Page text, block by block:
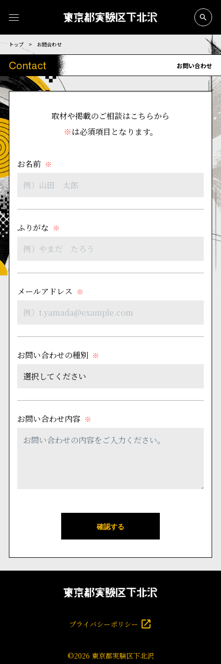
トップ > お問合わせ
Contact お問い合わせ
取材や掲載のご相談はこちらから
※は必須項目となります。
お名前 ※
ふりがな ※
メールアドレス ※
お問い合わせの種別 ※
お問い合わせ内容 ※
確認する
プライバシーポリシー
©2026 東京都実験区下北沢